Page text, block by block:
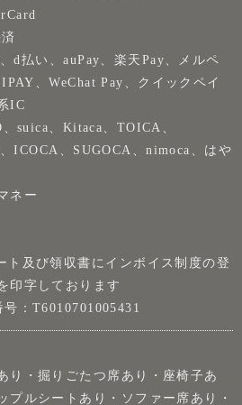
d払い、auPay、楽天Pay、メルペ
、WeChat Pay、クイックペイ
IC
、suica、Kitaca、TOICA、
ICOCA、SUGOCA、nimoca、はや
ネー
ト及び領収書にインボイス制度の登
印字しております
号：T6010701005431
り・掘りごたつ席あり・座椅子あ
プルシートあり・ソファー席あり・